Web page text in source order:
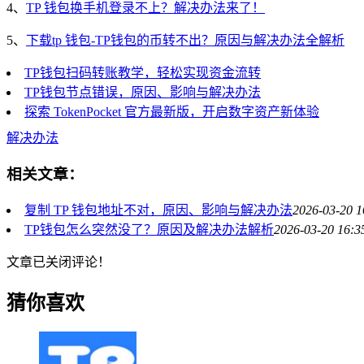
4、 TP 钱包换手机登录不上？解决办法来了！
5、 下载tp 钱包-TP钱包的币转不出？原因与解决办法全解析
TP钱包扫码转账教学，轻松实现资金流转
TP钱包节点错误，原因、影响与解决办法
探索 TokenPocket 官方最新版，开启数字资产新体验
解决办法
相关文章：
复制 TP 钱包地址不对，原因、影响与解决办法2026-03-20
TP钱包怎么突然没了？原因及解决办法解析2026-03-20
文章已关闭评论！
猜你喜欢